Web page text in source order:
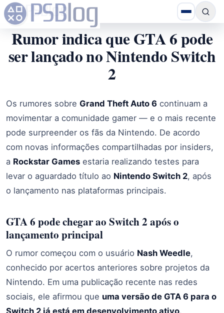
Rumor indica que GTA 6 pode
ser lançado no Nintendo Switch
2
Os rumores sobre Grand Theft Auto 6 continuam a
movimentar a comunidade gamer — e o mais recente
pode surpreender os fãs da Nintendo. De acordo
com novas informações compartilhadas por insiders,
a Rockstar Games estaria realizando testes para
levar o aguardado título ao Nintendo Switch 2, após
o lançamento nas plataformas principais.
GTA 6 pode chegar ao Switch 2 após o
lançamento principal
O rumor começou com o usuário Nash Weedle,
conhecido por acertos anteriores sobre projetos da
Nintendo. Em uma publicação recente nas redes
sociais, ele afirmou que uma versão de GTA 6 para o